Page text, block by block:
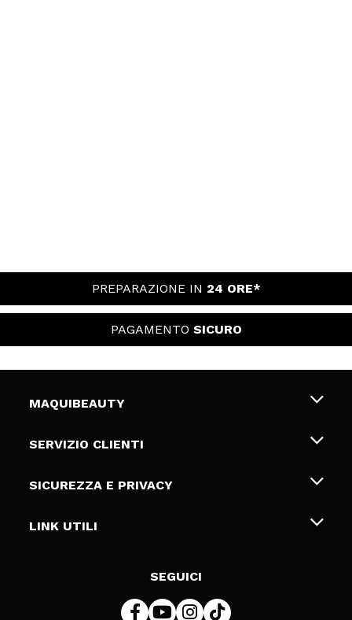
PREPARAZIONE IN 24 ORE*
PAGAMENTO SICURO
MAQUIBEAUTY
Chi siamo
Gift Cards
SERVIZIO CLIENTI
Spedizioni & Resi
Metodi di pagamamento
SICUREZZA E PRIVACY
Termini e condizioni
LINK UTILI
SEGUICI